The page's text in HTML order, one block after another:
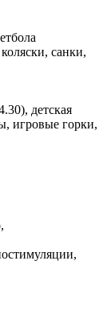
санки,
детская
игровые горки,